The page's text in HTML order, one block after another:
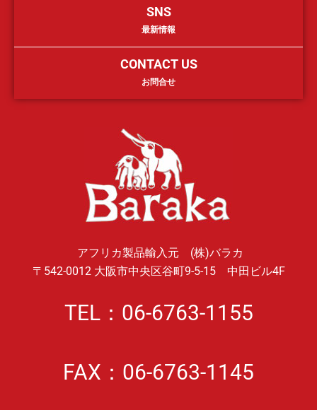
SNS
最新情報
CONTACT US
お問合せ
アフリカ製品輸入元 (株)バラカ
〒542-0012 大阪市中央区谷町9-5-15 中田ビル4F
TEL：06-6763-1155
FAX：06-6763-1145